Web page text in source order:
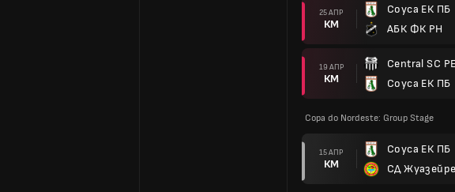
25 АПР
КМ
Соуса ЕК ПБ
АБК ФК РН
19 АПР
КМ
Central SC PE
Соуса ЕК ПБ
Copa do Nordeste: Group Stage
15 АПР
КМ
Соуса ЕК ПБ
СД